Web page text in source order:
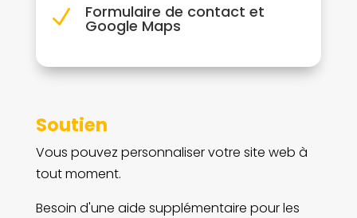
N Formulaire de contact et
Google Maps
Soutien
Vous pouvez personnaliser votre site web à
tout moment.
Besoin d'une aide supplémentaire pour les